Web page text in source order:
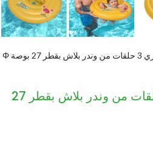
قارب اطفال دائري 3 حلقات من وندر بلاش بقطر 27 بوصة Φ
قارب اطفال دائري 3 حلقات من وندر بلاش بقطر 27